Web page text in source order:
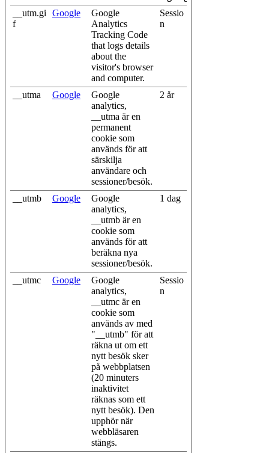
__utm.gi
f
Google
Google
Analytics
Tracking Code
that logs details
about the
visitor's browser
and computer.
Sessio
n
__utma Google
Google
analytics,
__utma är en
permanent
cookie som
används för att
särskilja
användare och
sessioner/besök.
2 år
__utmb Google
Google
analytics,
__utmb är en
cookie som
används för att
beräkna nya
sessioner/besök.
1 dag
__utmc Google
Google
analytics,
__utmc är en
cookie som
används av med
"__utmb" för att
räkna ut om ett
nytt besök sker
på webbplatsen
(20 minuters
inaktivitet
räknas som ett
nytt besök). Den
upphör när
webbläsaren
stängs.
Sessio
n